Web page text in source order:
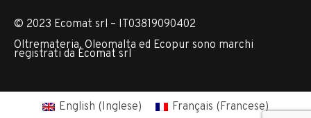
© 2023 Ecomat srl – IT03819090402
Oltremateria, Oleomalta ed Ecopur sono marchi
registrati da Ecomat srl
English (Inglese) Français (Francese)